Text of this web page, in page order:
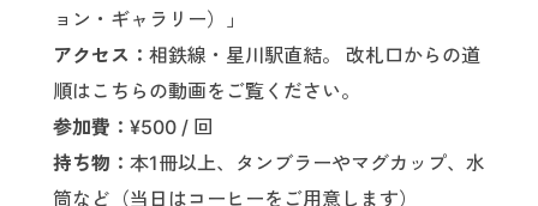
ョン・ギャラリー）」
アクセス： 相鉄線・星川駅直結。 改札口からの道
順はこちらの動画をご覧ください。
参加費： ¥500 / 回
持ち物： 本1冊以上、タンブラーやマグカップ、水
筒など（当日はコーヒーをご用意します）